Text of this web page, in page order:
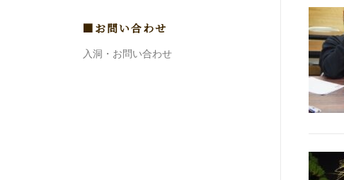
■お問い合わせ
入洞・お問い合わせ